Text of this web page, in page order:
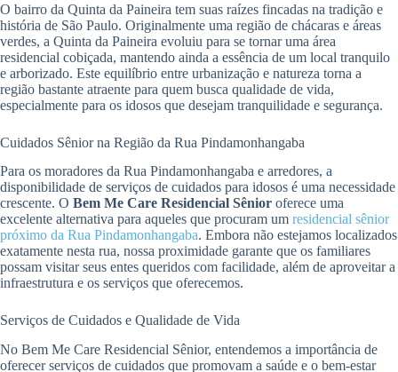
O bairro da Quinta da Paineira tem suas raízes fincadas na tradição e
história de São Paulo. Originalmente uma região de chácaras e áreas
verdes, a Quinta da Paineira evoluiu para se tornar uma área
residencial cobiçada, mantendo ainda a essência de um local tranquilo
e arborizado. Este equilíbrio entre urbanização e natureza torna a
região bastante atraente para quem busca qualidade de vida,
especialmente para os idosos que desejam tranquilidade e segurança.
Cuidados Sênior na Região da Rua Pindamonhangaba
Para os moradores da Rua Pindamonhangaba e arredores, a
disponibilidade de serviços de cuidados para idosos é uma necessidade
crescente. O Bem Me Care Residencial Sênior oferece uma
excelente alternativa para aqueles que procuram um residencial sênior
próximo da Rua Pindamonhangaba. Embora não estejamos localizados
exatamente nesta rua, nossa proximidade garante que os familiares
possam visitar seus entes queridos com facilidade, além de aproveitar a
infraestrutura e os serviços que oferecemos.
Serviços de Cuidados e Qualidade de Vida
No Bem Me Care Residencial Sênior, entendemos a importância de
oferecer serviços de cuidados que promovam a saúde e o bem-estar